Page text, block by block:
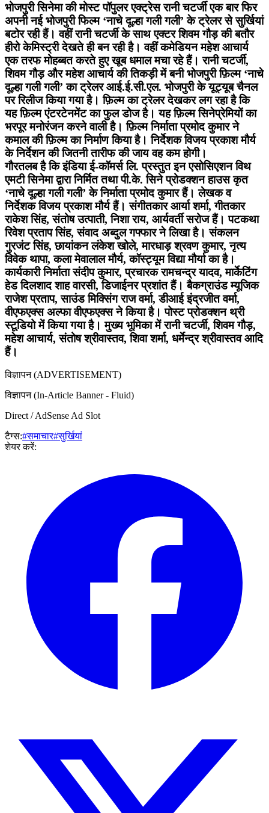
भोजपुरी सिनेमा की मोस्ट पॉपुलर एक्ट्रेस रानी चटर्जी एक बार फिर
अपनी नई भोजपुरी फिल्म ‘नाचे दूल्हा गली गली’ के ट्रेलर से सुर्खियां
बटोर रही हैं। वहीं रानी चटर्जी के साथ एक्टर शिवम गौड़ की बतौर
हीरो केमिस्ट्री देखते ही बन रही है। वहीं कमेडियन महेश आचार्य
एक तरफ मोहब्बत करते हुए खूब धमाल मचा रहे हैं। रानी चटर्जी,
शिवम गौड़ और महेश आचार्य की तिकड़ी में बनी भोजपुरी फ़िल्म ‘नाचे
दूल्हा गली गली’ का ट्रेलर आई.ई.सी.एल. भोजपुरी के यूट्यूब चैनल
पर रिलीज किया गया है। फ़िल्म का ट्रेलर देखकर लग रहा है कि
यह फ़िल्म एंटरटेनमेंट का फुल डोज है। यह फ़िल्म सिनेप्रेमियों का
भरपूर मनोरंजन करने वाली है। फ़िल्म निर्माता प्रमोद कुमार ने
कमाल की फ़िल्म का निर्माण किया है। निर्देशक विजय प्रकाश मौर्य
के निर्देशन की जितनी तारीफ की जाय वह कम होगी।
गौरतलब है कि इंडिया ई-कॉमर्स लि. प्रस्तुत इन एसोसिएशन विथ
एमटी सिनेमा द्वारा निर्मित तथा पी.के. सिने प्रोडक्शन हाउस कृत
‘नाचे दूल्हा गली गली’ के निर्माता प्रमोद कुमार हैं। लेखक व
निर्देशक विजय प्रकाश मौर्य हैं। संगीतकार आर्या शर्मा, गीतकार
राकेश सिंह, संतोष उत्पाती, निशा राय, आर्यवर्ती सरोज हैं। पटकथा
रिवेश प्रताप सिंह, संवाद अब्दुल गफ्फार ने लिखा है। संकलन
गुरजंट सिंह, छायांकन लंकेश खोले, मारधाड़ श्रवण कुमार, नृत्य
विवेक थापा, कला मेवालाल मौर्य, कॉस्ट्यूम विद्या मौर्या का है।
कार्यकारी निर्माता संदीप कुमार, प्रचारक रामचन्द्र यादव, मार्केटिंग
हेड दिलशाद शाह वारसी, डिजाईनर प्रशांत हैं। बैकग्राउंड म्यूजिक
राजेश प्रताप, साउंड मिक्सिंग राज वर्मा, डीआई इंद्रजीत वर्मा,
वीएफएक्स अल्फा वीएफएक्स ने किया है। पोस्ट प्रोडक्शन थ्री
स्टूडियो में किया गया है। मुख्य भूमिका में रानी चटर्जी, शिवम गौड़,
महेश आचार्य, संतोष श्रीवास्तव, शिवा शर्मा, धर्मेन्द्र श्रीवास्तव आदि
हैं।
विज्ञापन (ADVERTISEMENT)
विज्ञापन (In-Article Banner - Fluid)
Direct / AdSense Ad Slot
टैग्स:#समाचार#सुर्खियां
शेयर करें: